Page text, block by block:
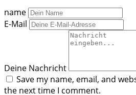
name
E-Mail
Deine Nachricht
Save my name, email, and
the next time I comment.